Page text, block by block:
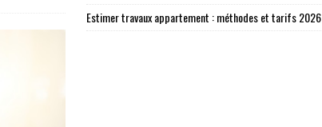
Estimer travaux appartement : méthodes et tarifs 2026